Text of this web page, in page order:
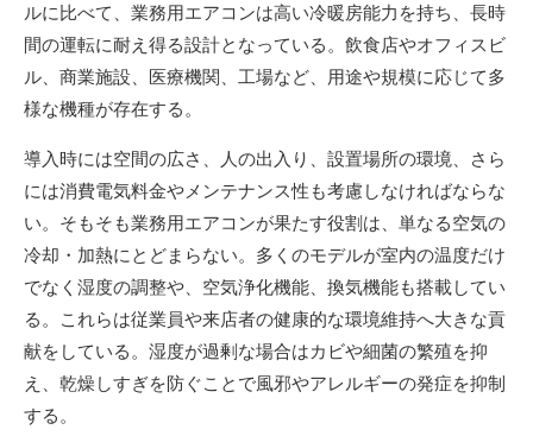
ルに比べて、業務用エアコンは高い冷暖房能力を持ち、長時
間の運転に耐え得る設計となっている。飲食店やオフィスビ
ル、商業施設、医療機関、工場など、用途や規模に応じて多
様な機種が存在する。
導入時には空間の広さ、人の出入り、設置場所の環境、さら
には消費電気料金やメンテナンス性も考慮しなければならな
い。そもそも業務用エアコンが果たす役割は、単なる空気の
冷却・加熱にとどまらない。多くのモデルが室内の温度だけ
でなく湿度の調整や、空気浄化機能、換気機能も搭載してい
る。これらは従業員や来店者の健康的な環境維持へ大きな貢
献をしている。湿度が過剰な場合はカビや細菌の繁殖を抑
え、乾燥しすぎを防ぐことで風邪やアレルギーの発症を抑制
する。